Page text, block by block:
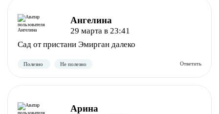
Полезно Не полезно
Ангелина
29 марта в 23:41
Сад от пристани Эмирган далеко
Арина